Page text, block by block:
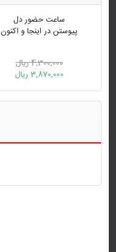
ساعت حضور دل
پیوستن در اینجا و اکنون
4,300,000 ریال
3,870,000 ریال